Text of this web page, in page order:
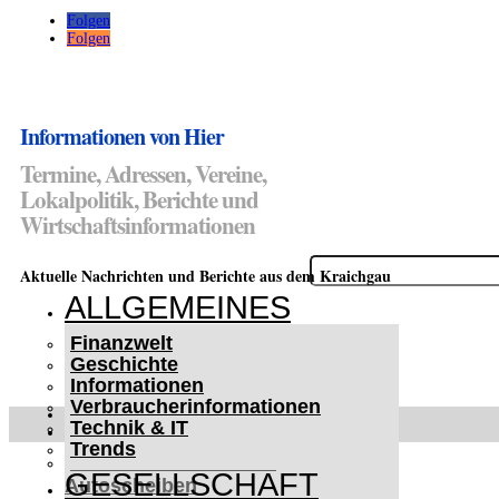
Folgen
Folgen
Informationen von Hier
Termine, Adressen, Vereine,
Lokalpolitik, Berichte und
Wirtschaftsinformationen
Suchen
nach:
Aktuelle Nachrichten und Berichte aus dem Kraichgau
ALLGEMEINES
Finanzwelt
Geschichte
Informationen
Verbraucherinformationen
Technik & IT
Trends
GESELLSCHAFT
WETTERWARNUNGEN
WINTER IM KRAICHGAU
Lifehacks für vereiste
Autoscheiben